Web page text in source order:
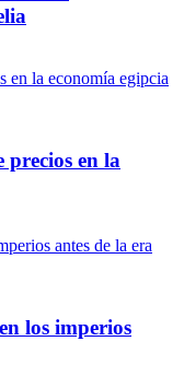
precios en la
los imperios